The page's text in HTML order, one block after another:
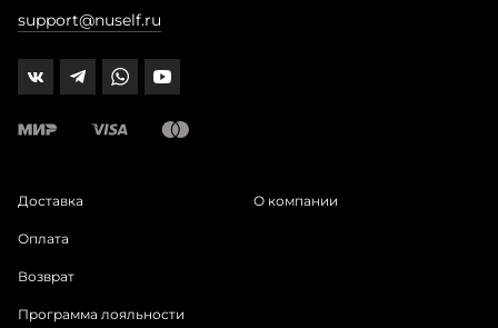
support@nuself.ru
Доставка
Оплата
Возврат
Программа лояльности
О компании